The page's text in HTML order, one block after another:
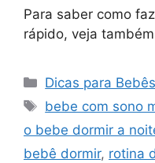
Para saber como
rápido, veja
Categorias
Dicas para Bebês
Tags
bebe com sono
o bebe dormir a
bebê dormir, rotina